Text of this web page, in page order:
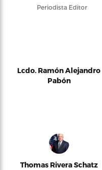
Periodista Editor
Lcdo. Ramón Alejandro
Pabón
Thomas Rivera Schatz